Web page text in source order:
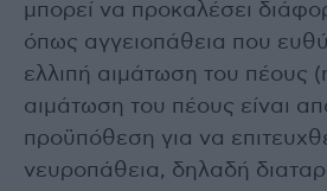
μπορεί να προκαλέσει
όπως αγγειοπάθεια που
ελλιπή αιμάτωση του πέους
αιμάτωση του πέους είναι
προϋπόθεση για να
νευροπάθεια, δηλαδή